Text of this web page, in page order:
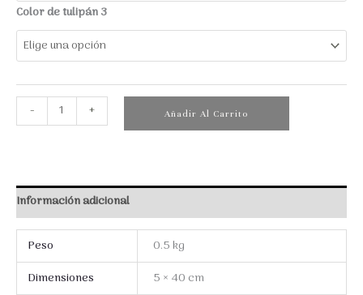
Color de tulipán 3
-
Tulipanes
en
cantidad
+ Añadir Al Carrito
Información adicional
Peso
0.5 kg
Dimensiones
5 × 40 cm